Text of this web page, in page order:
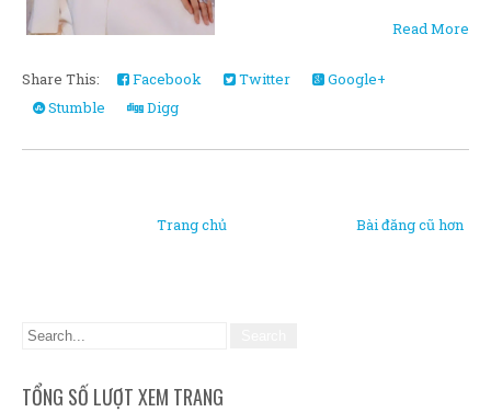
Read More
Share This: Facebook Twitter
Google+
Stumble
Digg
Bài đăng cũ hơn
Trang chủ
TỔNG SỐ LƯỢT XEM TRANG